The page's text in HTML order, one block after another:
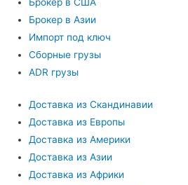
Брокер в Азии
Импорт под ключ
Сборные грузы
ADR грузы
Доставка из Скандинавии
Доставка из Европы
Доставка из Америки
Доставка из Азии
Доставка из Африки